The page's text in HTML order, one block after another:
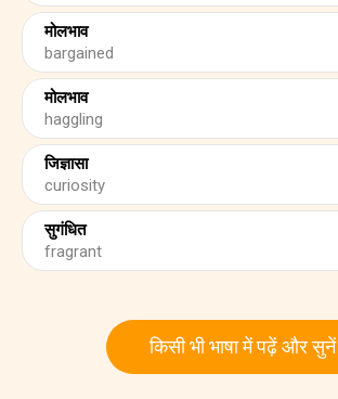
मोलभाव
bargained
मोलभाव
haggling
जिज्ञासा
curiosity
सुगंधित
fragrant
किसी भी भाषा में पढ़ें और सुनें